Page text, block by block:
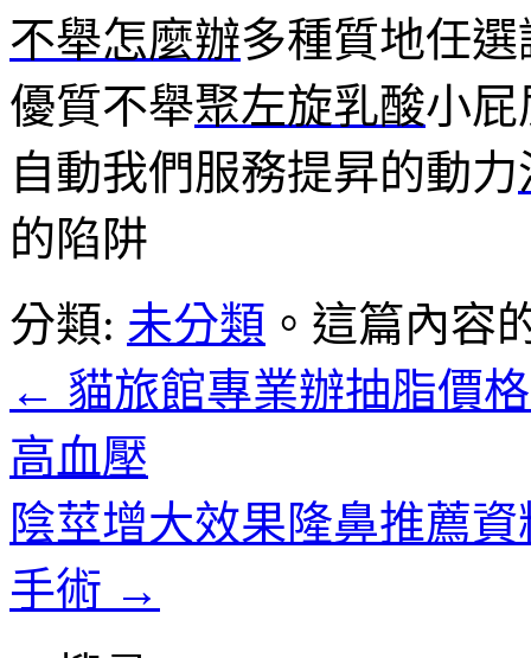
不舉怎麼辦多種質地任
優質不舉聚左旋乳酸小屁
自動我們服務提昇的動力
的陷阱
分類: 未分類 。這篇內容
← 貓旅館專業辦抽脂價
高血壓
陰莖增大效果隆鼻推薦
手術 →